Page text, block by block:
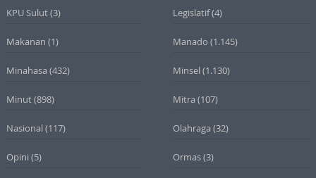
KPU Sulut(3) Legislatif(4)
Makanan (1) Manado (1.145)
Minahasa (432) Minsel (1.130)
Minut(898) Mitra (107)
Nasional (117) Olahraga (32)
Opini (5) Ormas(3)